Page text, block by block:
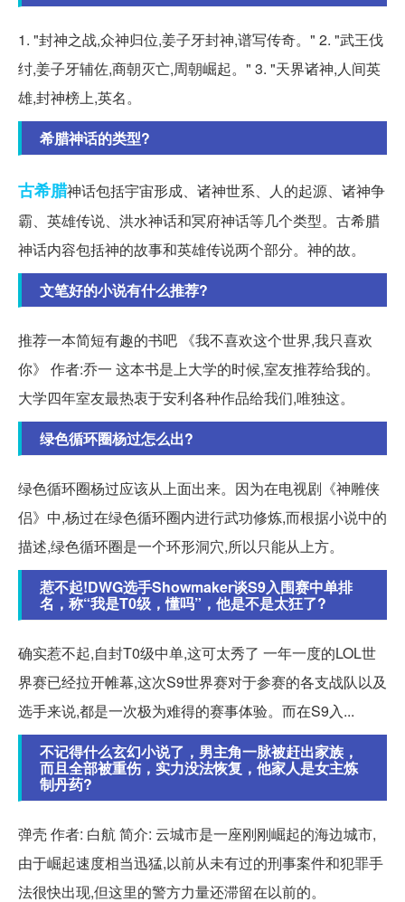
1. "封神之战,众神归位,姜子牙封神,谱写传奇。" 2. "武王伐
纣,姜子牙辅佐,商朝灭亡,周朝崛起。" 3. "天界诸神,人间英
雄,封神榜上,英名。
希腊神话的类型?
古希腊神话包括宇宙形成、诸神世系、人的起源、诸神争
霸、英雄传说、洪水神话和冥府神话等几个类型。古希腊
神话内容包括神的故事和英雄传说两个部分。神的故。
文笔好的小说有什么推荐?
推荐一本简短有趣的书吧 《我不喜欢这个世界,我只喜欢
你》 作者:乔一 这本书是上大学的时候,室友推荐给我的。
大学四年室友最热衷于安利各种作品给我们,唯独这。
绿色循环圈杨过怎么出?
绿色循环圈杨过应该从上面出来。因为在电视剧《神雕侠
侣》中,杨过在绿色循环圈内进行武功修炼,而根据小说中的
描述,绿色循环圈是一个环形洞穴,所以只能从上方。
惹不起!DWG选手Showmaker谈S9入围赛中单排
名，称“我是T0级，懂吗”，他是不是太狂了?
确实惹不起,自封T0级中单,这可太秀了 一年一度的LOL世
界赛已经拉开帷幕,这次S9世界赛对于参赛的各支战队以及
选手来说,都是一次极为难得的赛事体验。而在S9入...
不记得什么玄幻小说了，男主角一脉被赶出家族，
而且全部被重伤，实力没法恢复，他家人是女主炼
制丹药?
弹壳 作者: 白航 简介: 云城市是一座刚刚崛起的海边城市,
由于崛起速度相当迅猛,以前从未有过的刑事案件和犯罪手
法很快出现,但这里的警方力量还滞留在以前的。